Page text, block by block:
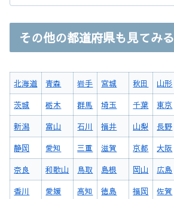
その他の都道府県も見てみる
北海道 青森 岩手 宮城 秋田 山形
茨城 栃木 群馬 埼玉 千葉 東京
新潟 富山 石川 福井 山梨 長野
静岡 愛知 三重 滋賀 京都 大阪
奈良 和歌山 鳥取 島根 岡山 広島
香川 愛媛 高知 徳島 福岡 佐賀